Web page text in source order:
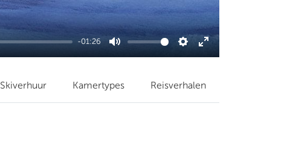
-01:26
Mute Settings
Enter
Skiverhuur Kamertypes Reisverhalen